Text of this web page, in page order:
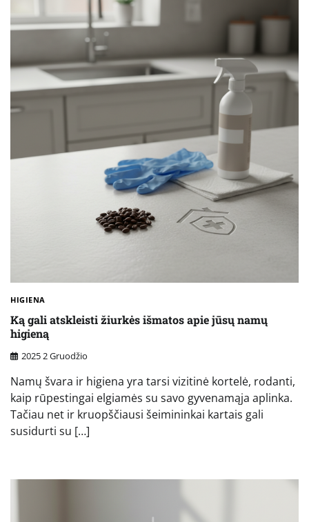
HIGIENA
Ką gali atskleisti žiurkės išmatos apie jūsų namų
higieną
2025 2 Gruodžio
Namų švara ir higiena yra tarsi vizitinė kortelė, rodanti,
kaip rūpestingai elgiamės su savo gyvenamąja aplinka.
Tačiau net ir kruopščiausi šeimininkai kartais gali
susidurti su […]